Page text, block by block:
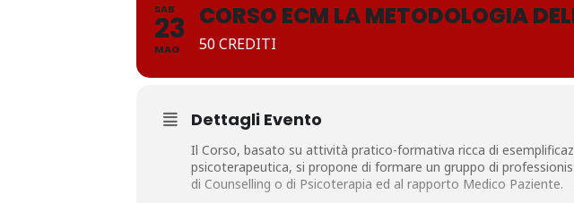
SAB
23
MAG
CORSO ECM LA METODOLOGIA
50 CREDITI
Dettagli Evento
Il Corso, basato su attività pratico-formativa ricca di
psicoterapeutica, si propone di formare un gruppo di
di Counselling o di Psicoterapia ed al rapporto Medico Paziente.